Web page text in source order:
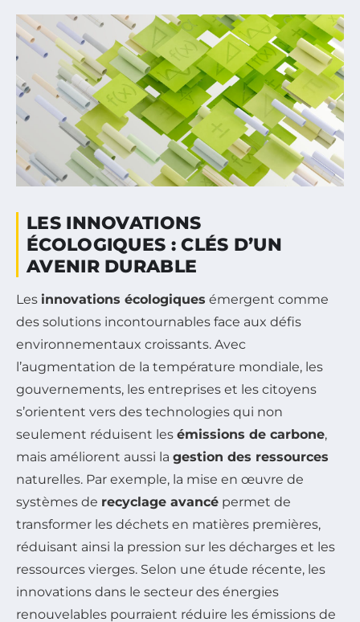
LES INNOVATIONS
ÉCOLOGIQUES : CLÉS D’UN
AVENIR DURABLE
Les innovations écologiques émergent comme
des solutions incontournables face aux défis
environnementaux croissants. Avec
l’augmentation de la température mondiale, les
gouvernements, les entreprises et les citoyens
s’orientent vers des technologies qui non
seulement réduisent les émissions de carbone,
mais améliorent aussi la gestion des ressources
naturelles. Par exemple, la mise en œuvre de
systèmes de recyclage avancé permet de
transformer les déchets en matières premières,
réduisant ainsi la pression sur les décharges et les
ressources vierges. Selon une étude récente, les
innovations dans le secteur des énergies
renouvelables pourraient réduire les émissions de